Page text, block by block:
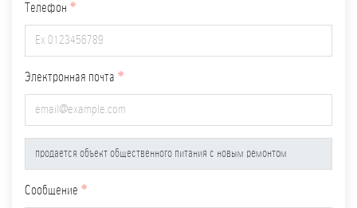
Телефон
Электронная почта
Сообщение